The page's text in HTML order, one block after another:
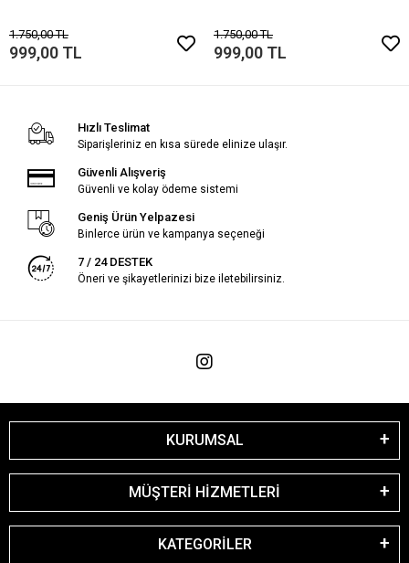
1.750,00 TL
999,00 TL
1.750,00 TL
999,00 TL
Hızlı Teslimat
Siparişleriniz en kısa sürede elinize ulaşır.
Güvenli Alışveriş
Güvenli ve kolay ödeme sistemi
Geniş Ürün Yelpazesi
Binlerce ürün ve kampanya seçeneği
7 / 24 DESTEK
Öneri ve şikayetlerinizi bize iletebilirsiniz.
KURUMSAL
MÜŞTERİ HİZMETLERİ
KATEGORİLER